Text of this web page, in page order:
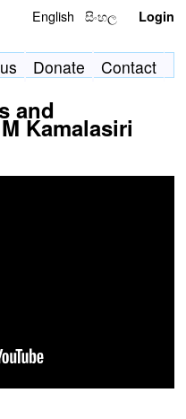
English සිංහල Login
Donate Contact
and
Kamalasiri